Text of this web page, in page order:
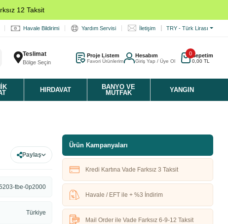
12 Taksit
Havale Bildirimi Yardım Servisi İletişim TRY - Türk Lirası
Teslimat
Bölge Seçin
Proje Listem
Favori Ürünlerim
Hesabım
Giriş Yap / Üye Ol
0Sepetim
0,00 TL
HIRDAVAT
BANYO VE
MUTFAK
YANGIN
Paylaş
tbe-0p2000
Türkiye
Ürün Kampanyaları
Kredi Kartına Vade Farksız 3 Taksit
Havale / EFT ile + %3 İndirim
Mail Order ile Vade Farksız 6-9-12 Taksit